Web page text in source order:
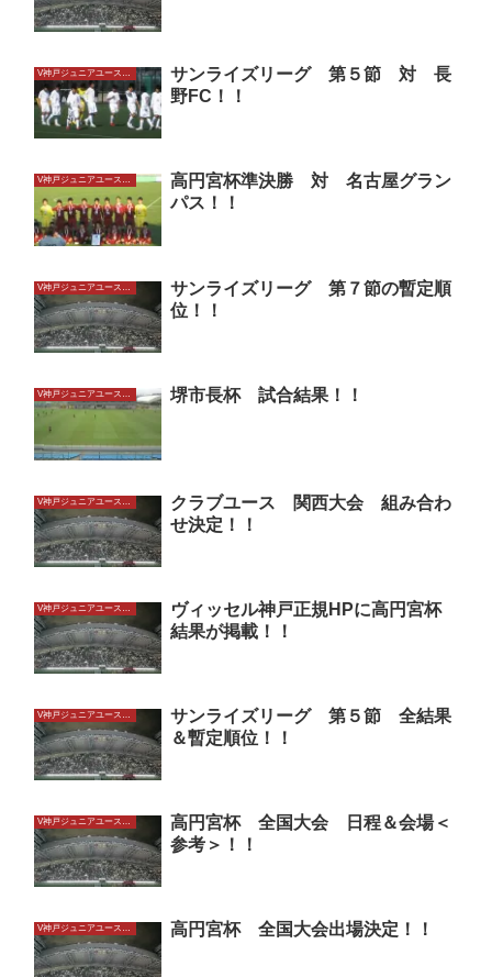
サンライズリーグ 第５節 対 長
野FC！！
V神戸ジュニアユースU15
高円宮杯準決勝 対 名古屋グラン
パス！！
V神戸ジュニアユースU15
サンライズリーグ 第７節の暫定順
位！！
V神戸ジュニアユースU15 堺市長杯 試合結果！！
クラブユース 関西大会 組み合わ
せ決定！！
ヴィッセル神戸正規HPに高円宮杯
結果が掲載！！
V神戸ジュニアユースU15
サンライズリーグ 第５節 全結果
＆暫定順位！！
V神戸ジュニアユースU15
高円宮杯 全国大会 日程＆会場＜
参考＞！！
V神戸ジュニアユースU15 高円宮杯 全国大会出場決定！！